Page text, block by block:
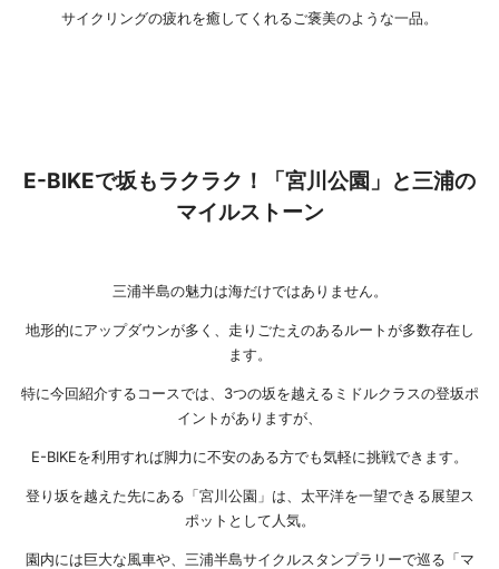
サイクリングの疲れを癒してくれるご褒美のような一品。
E-BIKEで坂もラクラク！「宮川公園」と三浦の
マイルストーン
三浦半島の魅力は海だけではありません。
地形的にアップダウンが多く、走りごたえのあるルートが多数存在し
ます。
特に今回紹介するコースでは、3つの坂を越えるミドルクラスの登坂ポ
イントがありますが、
E-BIKEを利用すれば脚力に不安のある方でも気軽に挑戦できます。
登り坂を越えた先にある「宮川公園」は、太平洋を一望できる展望ス
ポットとして人気。
園内には巨大な風車や、三浦半島サイクルスタンプラリーで巡る「マ